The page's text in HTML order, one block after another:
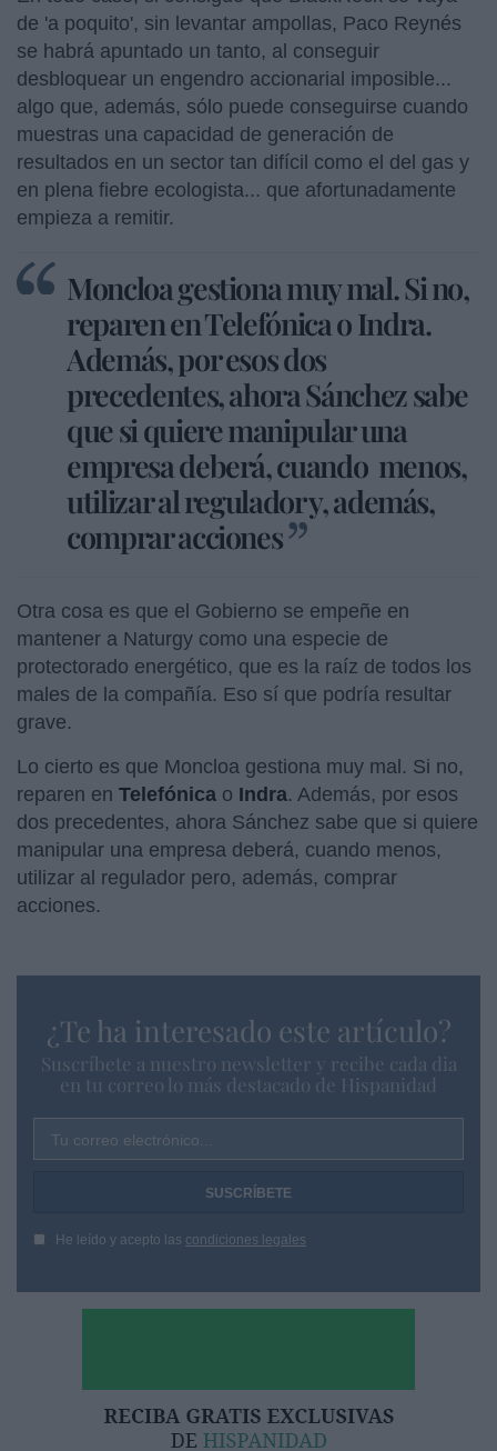
de 'a poquito', sin levantar ampollas, Paco Reynés
se habrá apuntado un tanto, al conseguir
desbloquear un engendro accionarial imposible...
algo que, además, sólo puede conseguirse cuando
muestras una capacidad de generación de
resultados en un sector tan difícil como el del gas y
en plena fiebre ecologista... que afortunadamente
empieza a remitir.
Moncloa gestiona muy mal. Si no,
reparen en Telefónica o Indra.
Además, por esos dos
precedentes, ahora Sánchez sabe
que si quiere manipular una
empresa deberá, cuando menos,
utilizar al regulador y, además,
comprar acciones
Otra cosa es que el Gobierno se empeñe en
mantener a Naturgy como una especie de
protectorado energético, que es la raíz de todos los
males de la compañía. Eso sí que podría resultar
grave.
Lo cierto es que Moncloa gestiona muy mal. Si no,
reparen en Telefónica o Indra. Además, por esos
dos precedentes, ahora Sánchez sabe que si quiere
manipular una empresa deberá, cuando menos,
utilizar al regulador pero, además, comprar
acciones.
¿Te ha interesado este artículo?
Suscríbete a nuestro newsletter y recibe cada dia
en tu correo lo más destacado de Hispanidad
Tu correo electrónico...
He leído y acepto las condiciones legales